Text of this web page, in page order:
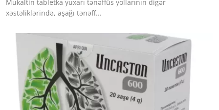
Həkimlər
AZ
Mukaltin tabletka yuxarı tənəffüs yollarının digər
xəstəliklərində, aşağı tənəff...